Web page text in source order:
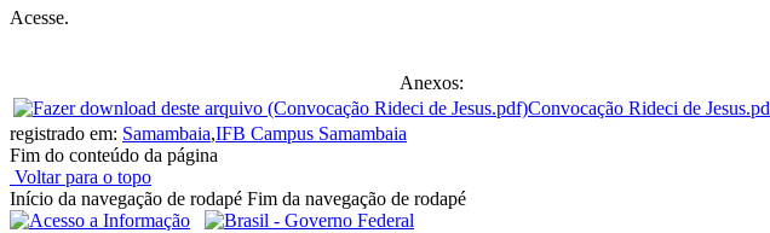
Acesse.
Anexos:
Convocação Rideci de
registrado em: Samambaia,IFB Campus Samambaia
Fim do conteúdo da página
Voltar para o topo
Início da navegação de rodapé Fim da navegação de rodapé